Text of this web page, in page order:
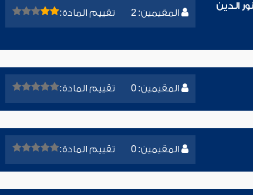
المقيمين: 2 تقييم المادة:
الدين
المقيمين: 0 تقييم المادة:
المقيمين: 0 تقييم المادة: